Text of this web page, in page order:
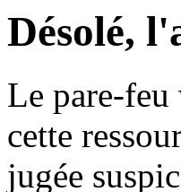
Désolé,
Le pare-feu
cette
jugée